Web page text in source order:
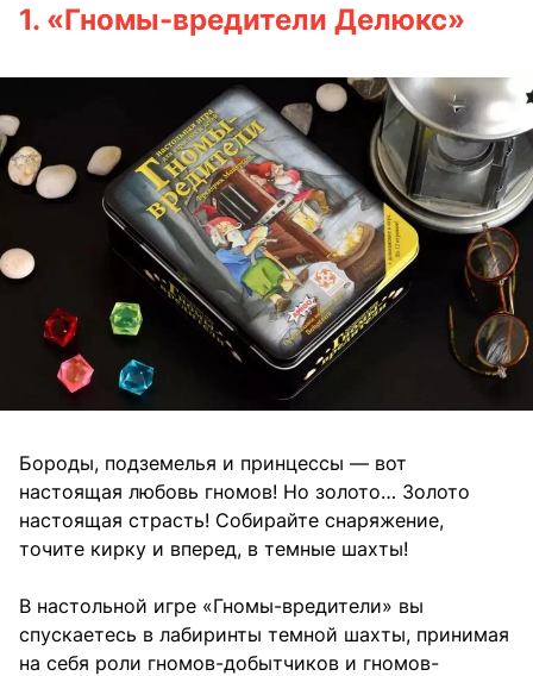
1. «Гномы-вредители Делюкс»
Бороды, подземелья и принцессы — вот
настоящая любовь гномов! Но золото… Золото
настоящая страсть! Собирайте снаряжение,
точите кирку и вперед, в темные шахты!
В настольной игре «Гномы-вредители» вы
спускаетесь в лабиринты темной шахты, принимая
на себя роли гномов-добытчиков и гномов-